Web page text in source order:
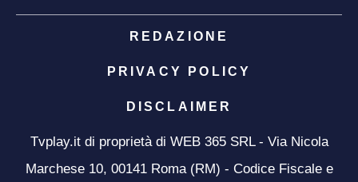
REDAZIONE
PRIVACY POLICY
DISCLAIMER
Tvplay.it di proprietà di WEB 365 SRL - Via Nicola
Marchese 10, 00141 Roma (RM) - Codice Fiscale e